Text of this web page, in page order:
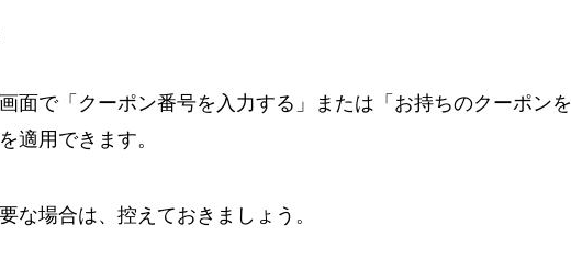
面で「クーポン番号を入力する」または「お持ちのクーポンを
適用できます。
な場合は、控えておきましょう。